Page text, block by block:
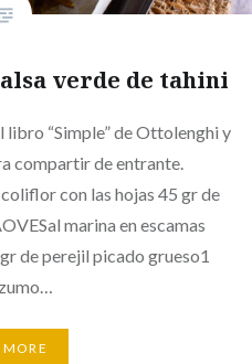
verde de tahini
libro “Simple” de Ottolenghi y
compartir de entrante.
con las hojas 45 gr de
marina en escamas
de perejil picado grueso1
MORE